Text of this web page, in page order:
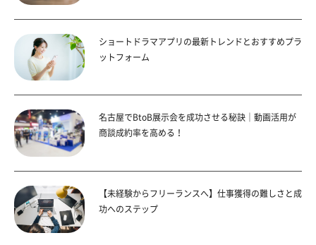
ショートドラマアプリの最新トレンドとおすすめプラ
ットフォーム
名古屋でBtoB展示会を成功させる秘訣｜動画活用が
商談成約率を高める！
【未経験からフリーランスへ】仕事獲得の難しさと成
功へのステップ